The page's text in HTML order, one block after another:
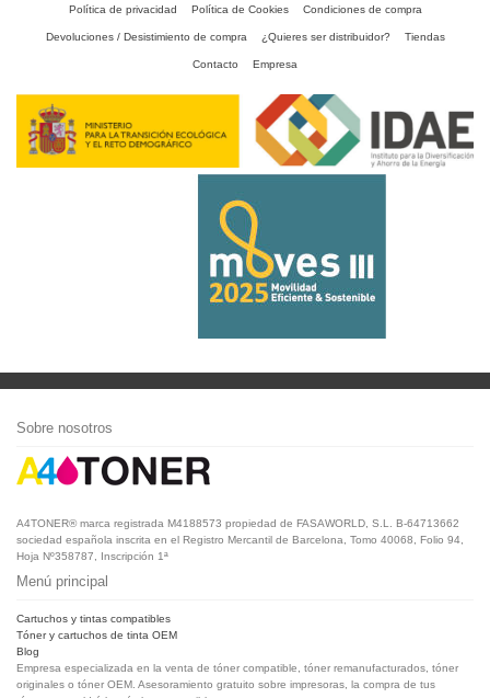
Política de privacidad Política de Cookies Condiciones de compra
Devoluciones / Desistimiento de compra ¿Quieres ser distribuidor? Tiendas
Contacto Empresa
Sobre nosotros
A4TONER® marca registrada M4188573 propiedad de FASAWORLD, S.L. B-64713662
sociedad española inscrita en el Registro Mercantil de Barcelona, Tomo 40068, Folio 94,
Hoja Nº358787, Inscripción 1ª
Menú principal
Cartuchos y tintas compatibles
Tóner y cartuchos de tinta OEM
Blog
Empresa especializada en la venta de tóner compatible, tóner remanufacturados, tóner
originales o tóner OEM. Asesoramiento gratuito sobre impresoras, la compra de tus